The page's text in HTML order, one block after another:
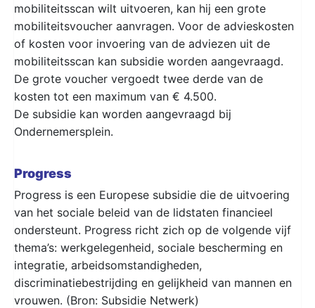
mobiliteitsscan wilt uitvoeren, kan hij een grote
mobiliteitsvoucher aanvragen. Voor de advieskosten
of kosten voor invoering van de adviezen uit de
mobiliteitsscan kan subsidie worden aangevraagd.
De grote voucher vergoedt twee derde van de
kosten tot een maximum van € 4.500.
De subsidie kan worden aangevraagd bij
Ondernemersplein.
Progress
Progress is een Europese subsidie die de uitvoering
van het sociale beleid van de lidstaten financieel
ondersteunt. Progress richt zich op de volgende vijf
thema’s: werkgelegenheid, sociale bescherming en
integratie, arbeidsomstandigheden,
discriminatiebestrijding en gelijkheid van mannen en
vrouwen. (Bron: Subsidie Netwerk)